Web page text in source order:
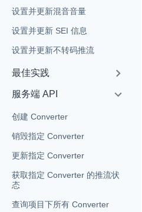
设置并更新混音音量
设置并更新 SEI 信息
设置并更新不转码推流
最佳实践
服务端 API
创建 Converter
销毁指定 Converter
更新指定 Converter
获取指定 Converter 的推流状
态
查询项目下所有 Converter